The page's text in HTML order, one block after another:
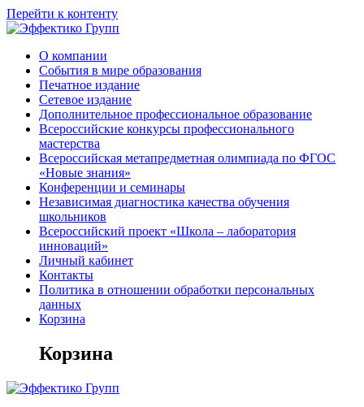
Перейти к контенту
О компании
События в мире образования
Печатное издание
Сетевое издание
Дополнительное профессиональное образование
Всероссийские конкурсы профессионального
мастерства
Всероссийская метапредметная олимпиада по ФГОС
«Новые знания»
Конференции и семинары
Независимая диагностика качества обучения
школьников
Всероссийский проект «Школа – лаборатория
инноваций»
Личный кабинет
Контакты
Политика в отношении обработки персональных
данных
Корзина
Корзина